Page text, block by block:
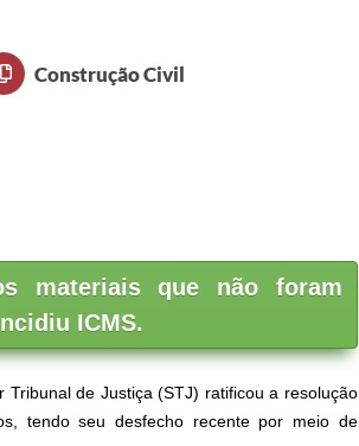
Construção Civil
materiais que não foram
ICMS.
Tribunal de Justiça (STJ) ratificou a resolução
tendo seu desfecho recente por meio de